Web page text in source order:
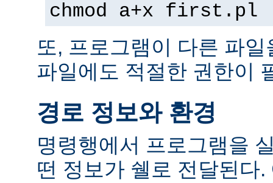
chmod a+x first.pl
또, 프로그램이 다른 파
파일에도 적절한 권한이
경로 정보와 환경
명령행에서 프로그램을
떤 정보가 쉘로 전달된다